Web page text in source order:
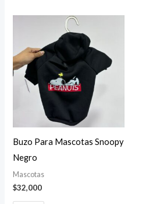
Buzo Para Mascotas Snoopy
Negro
Mascotas
$32,000